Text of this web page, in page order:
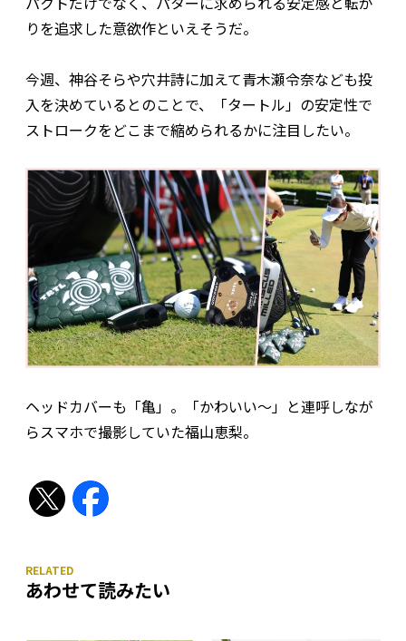
りを追求した意欲作といえそうだ。
今週、神谷そらや穴井詩に加えて青木瀬令奈なども投
入を決めているとのことで、「タートル」の安定性で
ストロークをどこまで縮められるかに注目したい。
ヘッドカバーも「亀」。「かわいい〜」と連呼しなが
らスマホで撮影していた福山恵梨。
あわせて読みたい